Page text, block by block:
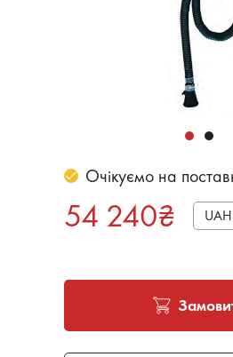
Очікуємо на
54 240₴ UAH